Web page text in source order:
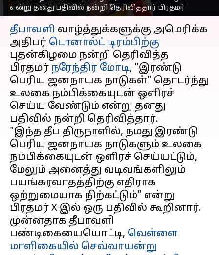
என்று தனது பதிவில் நன்றி தெரிவித்தார் பிரதமர்
செய்தி முன்னோட்டம்
தீபாவளி வாழ்த்துக்களுக்கு அமெரிக்க
அதிபர் டொனால்ட் டிரம்பிற்கு
புதன்கிழமை நன்றி தெரிவித்த
பிரதமர் நரேந்திர மோடி, "இரண்டு
பெரிய ஜனநாயக நாடுகள்" தொடர்ந்து
உலகை நம்பிக்கையுடன் ஒளிரச்
செய்ய வேண்டும் என்று தனது
பதிவில் நன்றி தெரிவித்தார்.
"இந்த தீப திருநாளில், நமது இரண்டு
பெரிய ஜனநாயக நாடுகளும் உலகை
நம்பிக்கையுடன் ஒளிரச் செய்யட்டும்,
மேலும் அனைத்து வடிவங்களிலும்
பயங்கரவாதத்திற்கு எதிராக
ஒற்றுமையாக நிற்கட்டும்" என்று
பிரதமர் X இல் ஒரு பதிவில் கூறினார்.
முன்னதாக தீபாவளி
பண்டிகையையொட்டி, வெள்ளை
மாளிகையில் செவ்வாயன்று